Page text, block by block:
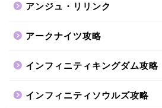
アンジュ・リリンク
アークナイツ攻略
インフィニティキングダム攻略
インフィニティソウルズ攻略